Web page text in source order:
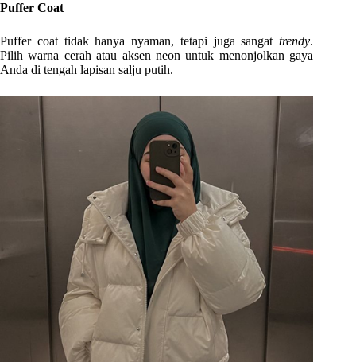
Puffer Coat
Puffer coat tidak hanya nyaman, tetapi juga sangattrendy.
Pilih warna cerah atau aksen neon untuk menonjolkan gaya
Anda di tengah lapisan salju putih.